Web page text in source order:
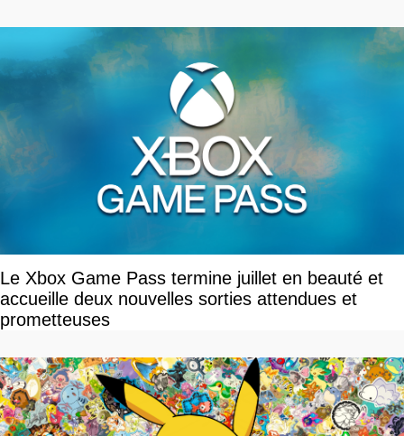
Le Xbox Game Pass termine juillet en beauté et
accueille deux nouvelles sorties attendues et
prometteuses